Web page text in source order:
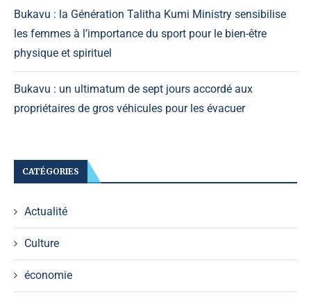
Bukavu : la Génération Talitha Kumi Ministry sensibilise
les femmes à l’importance du sport pour le bien-être
physique et spirituel
Bukavu : un ultimatum de sept jours accordé aux
propriétaires de gros véhicules pour les évacuer
CATÉGORIES
Actualité
Culture
économie